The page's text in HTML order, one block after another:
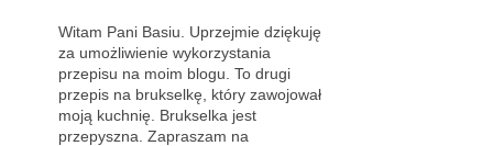
Witam Pani Basiu. Uprzejmie dziękuję
za umożliwienie wykorzystania
przepisu na moim blogu. To drugi
przepis na brukselkę, który zawojował
moją kuchnię. Brukselka jest
przepyszna. Zapraszam na